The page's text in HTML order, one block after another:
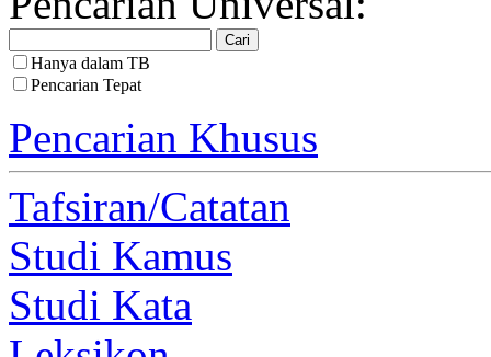
Hanya dalam TB
Pencarian Tepat
Pencarian Khusus
Tafsiran/Catatan
Studi Kamus
Studi Kata